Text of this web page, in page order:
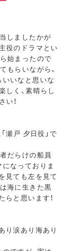
しましたかが
役のドラマとい
始まったので
もらいながら、
いなと思いな
しく、素晴らし
い！
瀬戸 夕日役」で
だらけの船員
なっておりま
見ても左を見て
海に生きた黒
らと思います！
り涙あり海あり